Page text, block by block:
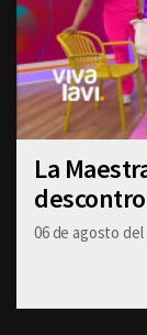
La
06 de agosto del